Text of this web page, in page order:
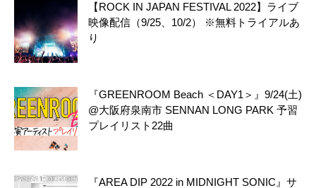
【ROCK IN JAPAN FESTIVAL 2022】ライブ
映像配信（9/25、10/2） ※無料トライアルあ
り
『GREENROOM Beach ＜DAY1＞』9/24(土)
@大阪府泉南市 SENNAN LONG PARK 予習
プレイリスト22曲
『AREA DIP 2022 in MIDNIGHT SONIC』サ